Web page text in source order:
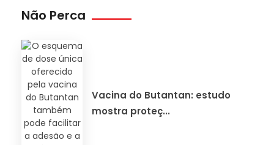
Não Perca
Vacina do Butantan: estudo
mostra proteç...